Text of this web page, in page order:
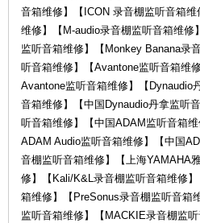
音箱维修】【ICON 录音棚监听音箱
维修】【M-audio录音棚监听音箱维
监听音箱维修】【Monkey Banana录
听音箱维修】【Avantone监听音箱维
Avantone监听音箱维修】【Dynaudio
音箱维修】【中国Dynaudio丹拿监听
听音箱维修】【中国ADAM监听音箱
ADAM Audio监听音箱维修】【中国
音棚监听音箱维修】【上海YAMAHA
修】【Kali/K&L录音棚监听音箱维修
箱维修】【PreSonus录音棚监听音箱
监听音箱维修】【MACKIE录音棚监